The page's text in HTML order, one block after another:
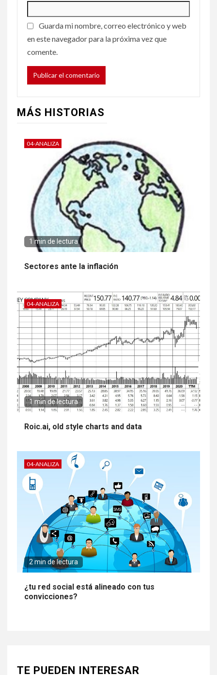
Guarda mi nombre, correo electrónico y web
en este navegador para la próxima vez que
comente.
MÁS HISTORIAS
04-ANALIZA
1 min de lectura
Sectores ante la inflación
04-ANALIZA
1 min de lectura
Roic.ai, old style charts and data
04-ANALIZA
2 min de lectura
¿tu red social está alineado con tus
convicciones?
TE PUEDEN INTERESAR